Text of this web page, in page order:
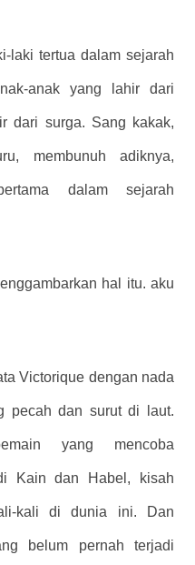
laki tertua dalam sejarah
anak yang lahir dari
dari surga. Sang kakak,
membunuh adiknya,
dalam sejarah
hal itu. aku
Victorique dengan nada
pecah dan surut di laut.
yang mencoba
Kain dan Habel, kisah
kali di dunia ini. Dan
belum pernah terjadi